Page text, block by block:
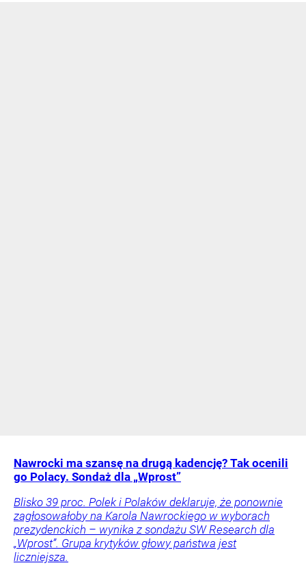
Nawrocki ma szansę na drugą kadencję? Tak ocenili
go Polacy. Sondaż dla „Wprost”
Blisko 39 proc. Polek i Polaków deklaruje, że ponownie
zagłosowałoby na Karola Nawrockiego w wyborach
prezydenckich – wynika z sondażu SW Research dla
„Wprost”. Grupa krytyków głowy państwa jest
liczniejsza.